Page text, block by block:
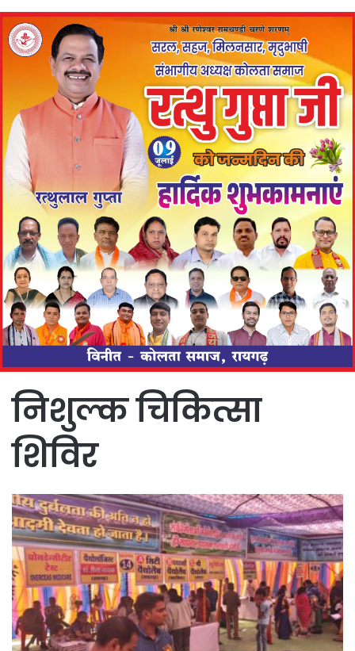
निशुल्क चिकित्सा
शिविर